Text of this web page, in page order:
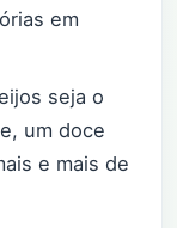
em
seja o
um doce
e mais de